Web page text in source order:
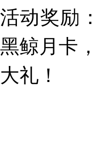
活动奖励：
黑鲸月卡，
大礼！